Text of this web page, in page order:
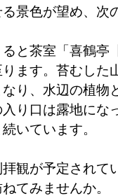
景色が望め、次
と茶室「喜鶴亭
ります。苔むし
り、水辺の植物
り口は露地にな
いています。
観が予定されて
てみませんか。